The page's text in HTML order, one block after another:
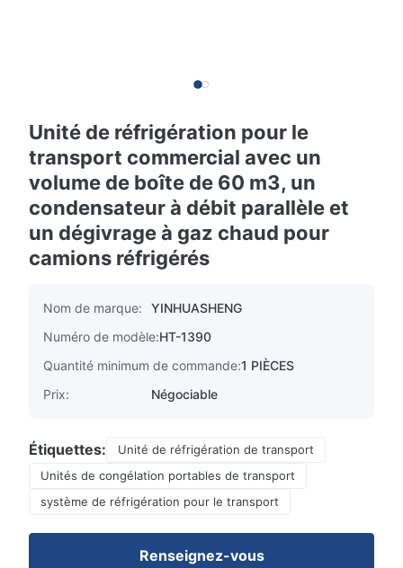
Unité de réfrigération pour le
transport commercial avec un
volume de boîte de 60 m3, un
condensateur à débit parallèle et
un dégivrage à gaz chaud pour
camions réfrigérés
Nom de marque:
YINHUASHENG
Numéro de modèle:HT-1390
Quantité minimum de commande:1 PIÈCES
Prix:
Négociable
Étiquettes:
Unité de réfrigération de transport
Unités de congélation portables de transport
système de réfrigération pour le transport
Renseignez-vous